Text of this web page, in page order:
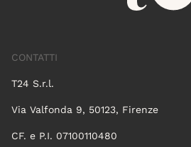
CONTATTI
T24 S.r.l.
Via Valfonda 9, 50123, Firenze
CF. e P.I. 07100110480